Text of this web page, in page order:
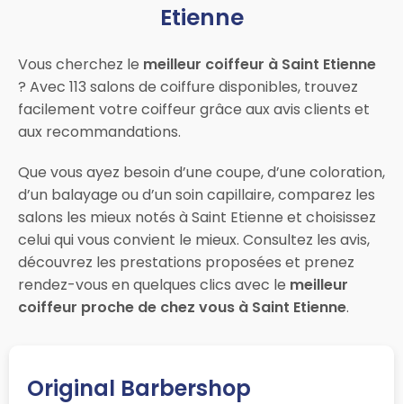
Etienne
Vous cherchez le meilleur coiffeur à Saint Etienne
? Avec 113 salons de coiffure disponibles, trouvez
facilement votre coiffeur grâce aux avis clients et
aux recommandations.
Que vous ayez besoin d’une coupe, d’une coloration,
d’un balayage ou d’un soin capillaire, comparez les
salons les mieux notés à Saint Etienne et choisissez
celui qui vous convient le mieux. Consultez les avis,
découvrez les prestations proposées et prenez
rendez-vous en quelques clics avec le meilleur
coiffeur proche de chez vous à Saint Etienne.
Original Barbershop